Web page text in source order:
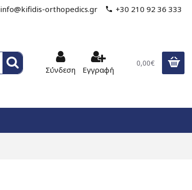
info@kifidis-orthopedics.gr +30 210 92 36 333
Σύνδεση Εγγραφή
0,00€